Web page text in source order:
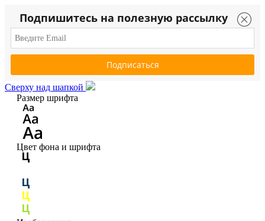
Подпишитесь на полезную рассылку
Сверху над шапкой
Размер шрифта
Цвет фона и шрифта